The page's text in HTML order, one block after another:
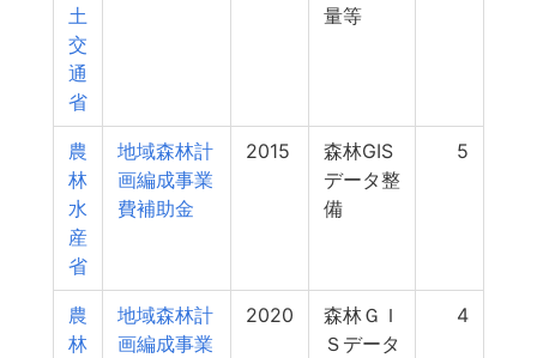
土
交
通
省
量等
農
林
水
産
省
地域森林計
画編成事業
費補助金
2015
森林GIS
データ整
備
5
農
林
地域森林計
画編成事業
2020
森林ＧＩ
Ｓデータ
4